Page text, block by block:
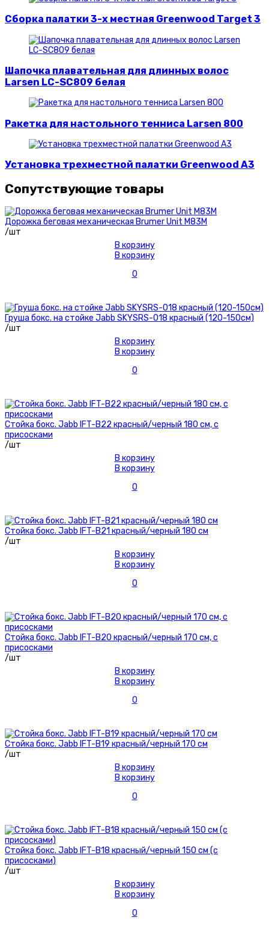
Сборка палатки 3-х местная Greenwood Target 3
Шапочка плавательная для длинных волос
Larsen LC-SC809 белая
Ракетка для настольного тенниса Larsen 800
Установка трехместной палатки Greenwood A3
Сопутствующие товары
Дорожка беговая механическая Brumer Unit M83M
/шт
В корзину
В корзину
0
Груша бокс. на стойке Jabb SKYSRS-018 красный (120-150см)
/шт
В корзину
В корзину
0
Стойка бокс. Jabb IFT-B22 красный/черный 180 см, с
присосками
/шт
В корзину
В корзину
0
Стойка бокс. Jabb IFT-B21 красный/черный 180 см
/шт
В корзину
В корзину
0
Стойка бокс. Jabb IFT-B20 красный/черный 170 см, с
присосками
/шт
В корзину
В корзину
0
Стойка бокс. Jabb IFT-B19 красный/черный 170 см
/шт
В корзину
В корзину
0
Стойка бокс. Jabb IFT-B18 красный/черный 150 см (с
присосками)
/шт
В корзину
В корзину
0